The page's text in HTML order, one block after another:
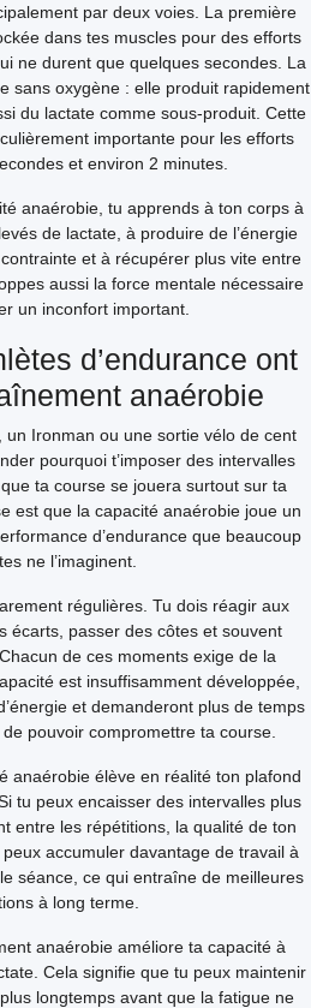
par deux voies. La première
dans tes muscles pour des efforts
ne durent que quelques secondes. La
sans oxygène : elle produit rapidement
du lactate comme sous-produit. Cette
importante pour les efforts
et environ 2 minutes.
anaérobie, tu apprends à ton corps à
de lactate, à produire de l’énergie
et à récupérer plus vite entre
aussi la force mentale nécessaire
un inconfort important.
d’endurance ont
anaérobie
Ironman ou une sortie vélo de cent
pourquoi t’imposer des intervalles
ta course se jouera surtout sur ta
est que la capacité anaérobie joue un
d’endurance que beaucoup
ne l’imaginent.
régulières. Tu dois réagir aux
écarts, passer des côtes et souvent
de ces moments exige de la
est insuffisamment développée,
et demanderont plus de temps
pouvoir compromettre ta course.
anaérobie élève en réalité ton plafond
tu peux encaisser des intervalles plus
entre les répétitions, la qualité de ton
accumuler davantage de travail à
séance, ce qui entraîne de meilleures
à long terme.
anaérobie améliore ta capacité à
Cela signifie que tu peux maintenir
longtemps avant que la fatigue ne